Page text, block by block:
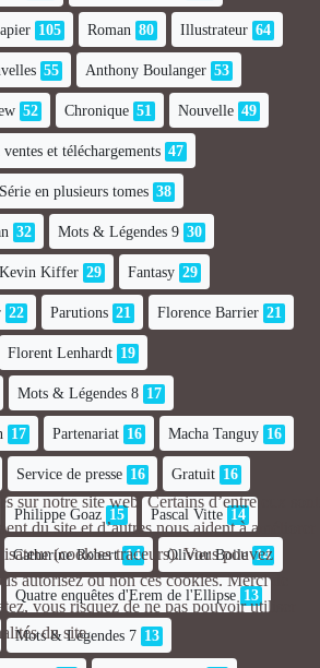
105 Roman 80 Illustrateur 64
55 Anthony Boulanger 53
52 Chronique 51 Nouvelle 49
et téléchargements 47
Série en plusieurs tomes 38
32 Mots & Légendes 9 30
Kevin Kiffer 29 Fantasy 29
22 Parutions 21 Florence Barrier 21
Florent Lenhardt 19
Mots & Légendes 8 17
17 Partenariat 16 Macha Tanguy 16
Service de presse 16 Gratuit 16
Philippe Goaz 15 Pascal Vitte 14
Catherine Robert 14 Olivier Boile 14
Quatre enquêtes d'Erem de l'Ellipse 13
Mots & Légendes 7 13
sur notre site web. Certains d’entre eux sont
du site et d’autres nous aident à améliorer
(cookies traceurs). Vous pouvez
autorisez ou non ces cookies. Merci de
vous risquez de ne pas pouvoir utiliser
du site.